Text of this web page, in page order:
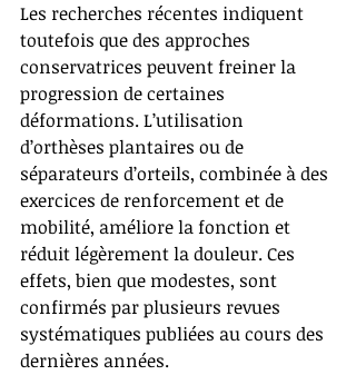
Les recherches récentes indiquent
toutefois que des approches
conservatrices peuvent freiner la
progression de certaines
déformations. L’utilisation
d’orthèses plantaires ou de
séparateurs d’orteils, combinée à des
exercices de renforcement et de
mobilité, améliore la fonction et
réduit légèrement la douleur. Ces
effets, bien que modestes, sont
confirmés par plusieurs revues
systématiques publiées au cours des
dernières années.